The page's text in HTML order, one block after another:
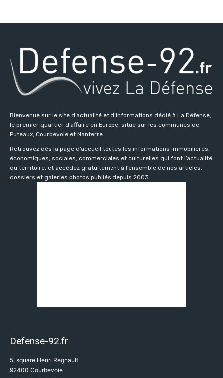
Bienvenue sur le site d’actualité et d’informations dédié à La Défense,
le premier quartier d’affaire en Europe, situé sur les communes de
Puteaux, Courbevoie et Nanterre.
Retrouvez dès la page d’accueil toutes les informations immobilières,
économiques, sociales, commerciales et culturelles qui font l’actualité
du territoire, et accédez gratuitement à l’ensemble de nos articles,
dossiers et galeries photos publiés depuis 2003.
Defense-92.fr
5, square Henri Regnault
92400 Courbevoie